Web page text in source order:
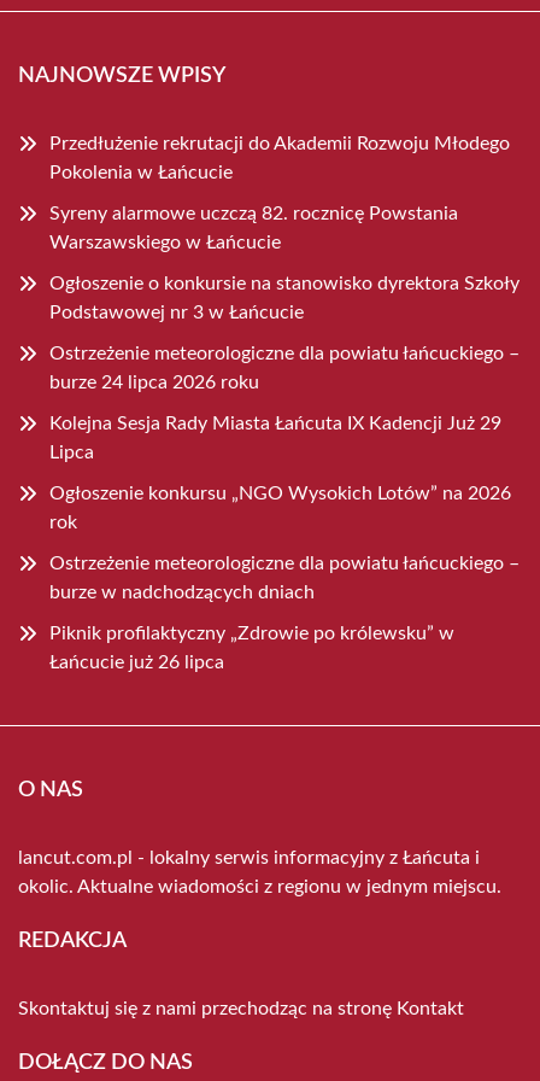
NAJNOWSZE WPISY
Przedłużenie rekrutacji do Akademii Rozwoju Młodego
Pokolenia w Łańcucie
Syreny alarmowe uczczą 82. rocznicę Powstania
Warszawskiego w Łańcucie
Ogłoszenie o konkursie na stanowisko dyrektora Szkoły
Podstawowej nr 3 w Łańcucie
Ostrzeżenie meteorologiczne dla powiatu łańcuckiego –
burze 24 lipca 2026 roku
Kolejna Sesja Rady Miasta Łańcuta IX Kadencji Już 29
Lipca
Ogłoszenie konkursu „NGO Wysokich Lotów” na 2026
rok
Ostrzeżenie meteorologiczne dla powiatu łańcuckiego –
burze w nadchodzących dniach
Piknik profilaktyczny „Zdrowie po królewsku” w
Łańcucie już 26 lipca
O NAS
lancut.com.pl - lokalny serwis informacyjny z Łańcuta i
okolic. Aktualne wiadomości z regionu w jednym miejscu.
REDAKCJA
Skontaktuj się z nami przechodząc na stronę Kontakt
DOŁĄCZ DO NAS